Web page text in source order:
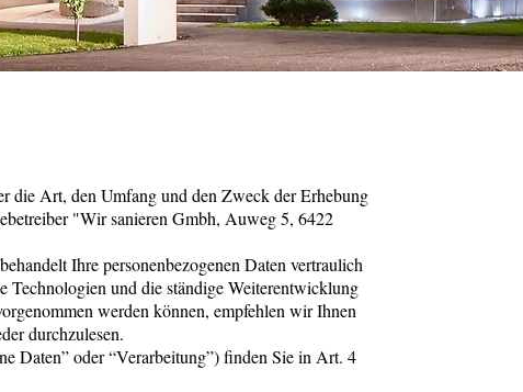
die Art, den Umfang und den Zweck der Erhebung
"Wir sanieren Gmbh, Auweg 5, 6422
Ihre personenbezogenen Daten vertraulich
Technologien und die ständige Weiterentwicklung
werden können, empfehlen wir Ihnen
durchzulesen.
Daten” oder “Verarbeitung”) finden Sie in Art. 4